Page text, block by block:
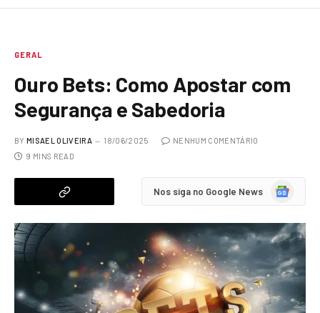
GERAL
Ouro Bets: Como Apostar com
Segurança e Sabedoria
BY MISAEL OLIVEIRA 18/06/2025
NENHUM COMENTÁRIO
9 MINS READ
Nos siga no Google News
Google